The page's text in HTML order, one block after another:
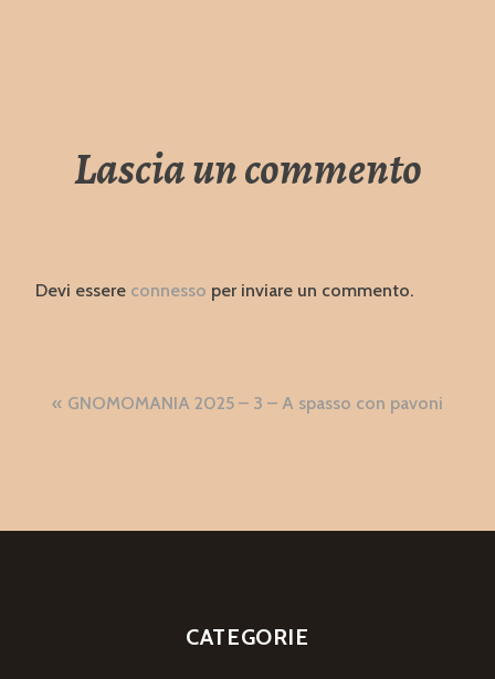
Lascia un commento
Devi essere connesso per inviare un commento.
Navigazione
GNOMOMANIA 2025 – 3 – A spasso con pavoni
CATEGORIE